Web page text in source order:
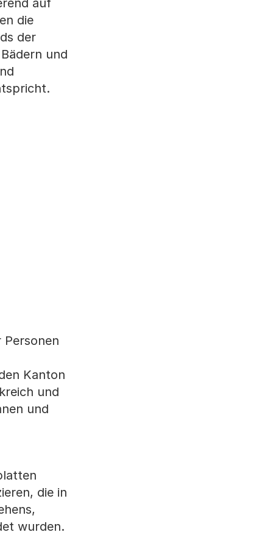
auf
die
der
und
Kanton
und
und
die in
wurden.